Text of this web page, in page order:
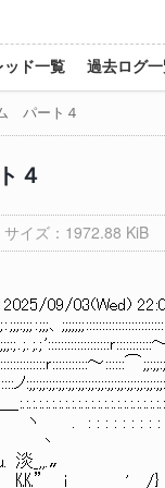
ッド一覧 過去ログ
パート４
４
サイズ：1972.88 KiB
2025/09/03(Wed)
: ;;; : ;;;:;;; : ;;; 、;;;;;;;
;;;:; . ; . ;.; ':::::::::::::::::::ｒ
ｒ:::::::::::～::::::⌒
⌒）::::ノ
￣
: : : :
_,,.〟 . : : : :.:.:.
i ' /} ﾞ . : : :